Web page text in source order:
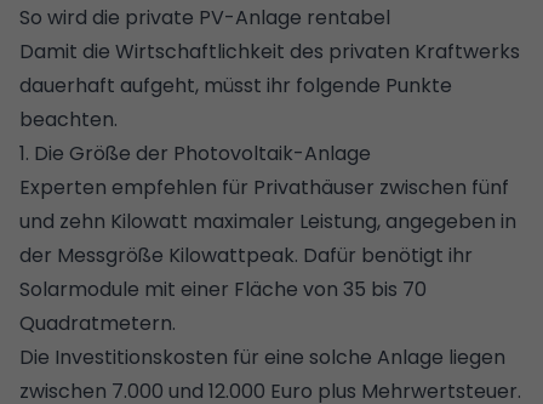
So wird die private PV-Anlage rentabel
Damit die Wirtschaftlichkeit des privaten Kraftwerks
dauerhaft aufgeht, müsst ihr folgende Punkte
beachten.
1. Die Größe der Photovoltaik-Anlage
Experten empfehlen für Privathäuser zwischen fünf
und zehn Kilowatt maximaler Leistung, angegeben in
der Messgröße Kilowattpeak. Dafür benötigt ihr
Solarmodule mit einer Fläche von 35 bis 70
Quadratmetern.
Die Investitionskosten für eine solche Anlage liegen
zwischen 7.000 und 12.000 Euro plus Mehrwertsteuer.